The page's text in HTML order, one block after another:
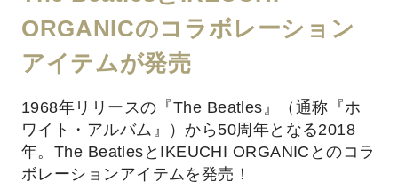
ORGANICのコラボレーション
アイテムが発売
1968年リリースの『The Beatles』（通称『ホ
ワイト・アルバム』）から50周年となる2018
年。The BeatlesとIKEUCHI ORGANICとのコラ
ボレーションアイテムを発売！